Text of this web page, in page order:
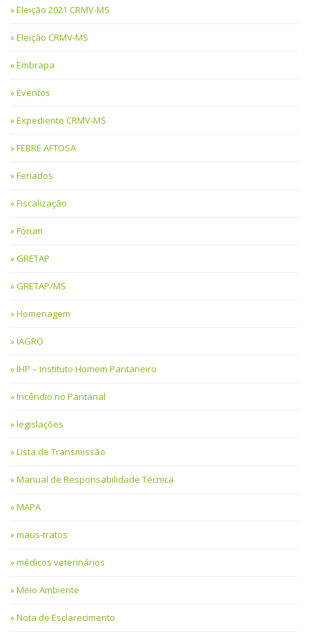
Eleição 2021 CRMV-MS
Eleição CRMV-MS
Embrapa
Eventos
Expediente CRMV-MS
FEBRE AFTOSA
Feriados
Fiscalização
Fórum
GRETAP
GRETAP/MS
Homenagem
IAGRO
IHP – Instituto Homem Pantaneiro
Incêndio no Pantanal
legislações
Lista de Transmissão
Manual de Responsabilidade Técnica
MAPA
maus-tratos
médicos veterinários
Meio Ambiente
Nota de Esclarecimento